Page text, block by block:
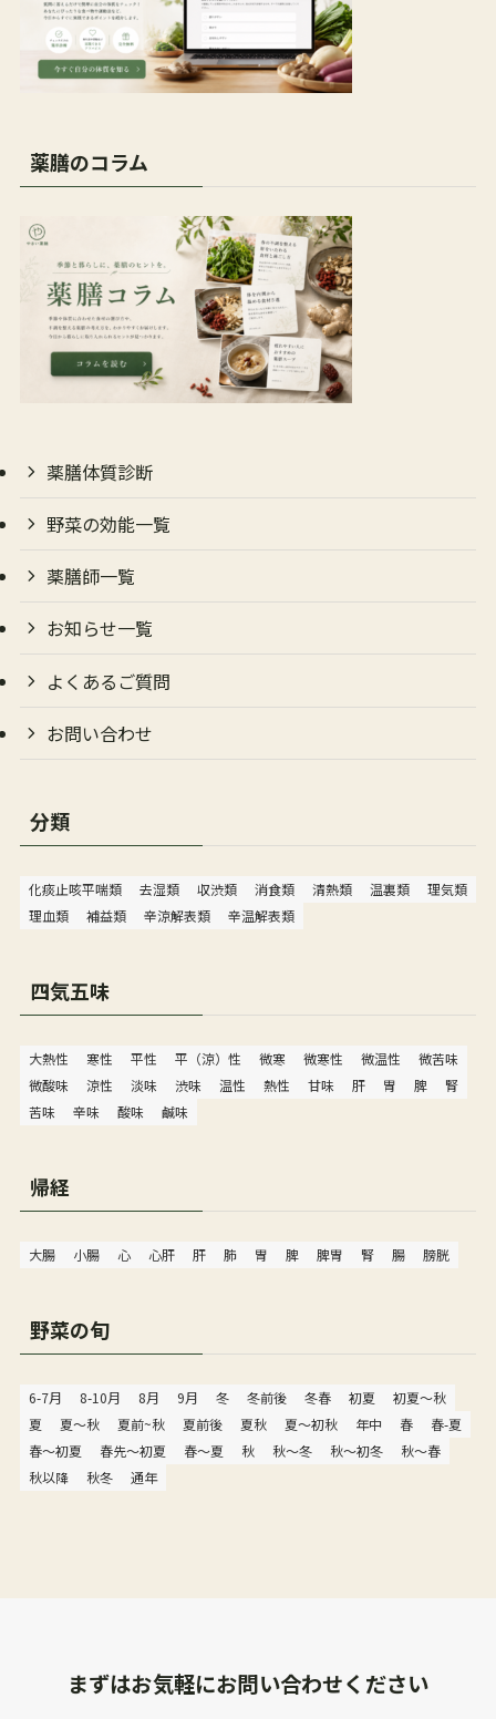
薬膳のコラム
薬膳体質診断
野菜の効能一覧
薬膳師一覧
お知らせ一覧
よくあるご質問
お問い合わせ
分類
化痰止咳平喘類 去湿類 収渋類 消食類 清熱類 温裏類
理気類
理血類
補益類 辛涼解表類 辛温解表類
四気五味
大熱性 寒性 平性 平（涼）性 微寒 微寒性 微温性
微苦味
微酸味
涼性 淡味 渋味 温性 熱性 甘味 肝 胃 脾
腎
苦味
辛味 酸味 鹹味
帰経
大腸 小腸 心 心肝 肝 肺 胃 脾 脾胃 腎 腸 膀胱
野菜の旬
6-7月 8-10月 8月 9月 冬 冬前後 冬春 初夏
初夏〜秋
夏
夏〜秋 夏前~秋 夏前後 夏秋 夏～初秋 年中 春
春-夏
春〜初夏
春先〜初夏 春～夏 秋 秋〜冬 秋〜初冬
秋〜春
秋以降
秋冬 通年
まずはお気軽にお問い合わせください